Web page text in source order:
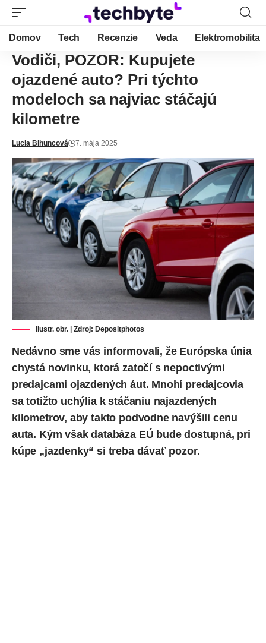
Domov Tech Recenzie Veda Elektromobilita
Vodiči, POZOR: Kupujete
ojazdené auto? Pri týchto
modeloch sa najviac stáčajú
kilometre
Lucia Bihuncová 7. mája 2025
Ilustr. obr. | Zdroj: Depositphotos
Nedávno sme vás informovali, že Európska únia
chystá novinku, ktorá zatočí s nepoctivými
predajcami ojazdených áut. Mnohí predajcovia
sa totižto uchýlia k stáčaniu najazdených
kilometrov, aby takto podvodne navýšili cenu
auta. Kým však databáza EÚ bude dostupná, pri
kúpe „jazdenky“ si treba dávať pozor.